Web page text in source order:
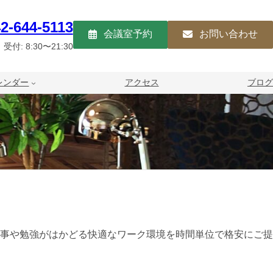
644-5113
受付: 8:30〜21:30
会議室予約 お問い合わせ
ンダー アクセス ブログ
や勉強がはかどる快適なワーク環境を時間単位で格安にご提